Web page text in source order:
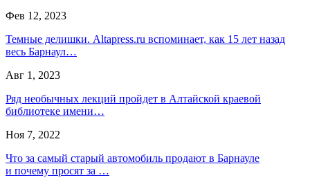
Фев 12, 2023
Темные делишки. Altapress.ru вспоминает, как 15 лет назад
весь Барнаул…
Авг 1, 2023
Ряд необычных лекций пройдет в Алтайской краевой
библиотеке имени…
Ноя 7, 2022
Что за самый старый автомобиль продают в Барнауле
и почему просят за …